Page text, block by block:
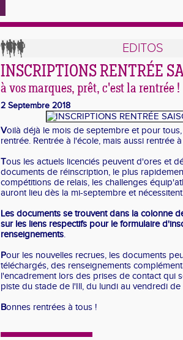
EDITOS
INSCRIPTIONS RENTRÉE
à vos marques, prêt, c'est la rentrée !
2 Septembre 2018
Voilà déjà le mois de septembre et pour
rentrée. Rentrée à l'école, mais aussi rentrée
Tous les actuels licenciés peuvent d'ores et
documents de réinscription, le plus
compétitions de relais, les challenges
auront lieu dès la mi-septembre et
Les documents se trouvent dans la colonne
sur les liens respectifs pour le formulaire
renseignements.
Pour les nouvelles recrues, les documents
téléchargés, des renseignements
l'encadrement lors des prises de contact qui
piste du stade de l'Ill, du lundi au vendredi de
Bonnes rentrées à tous !